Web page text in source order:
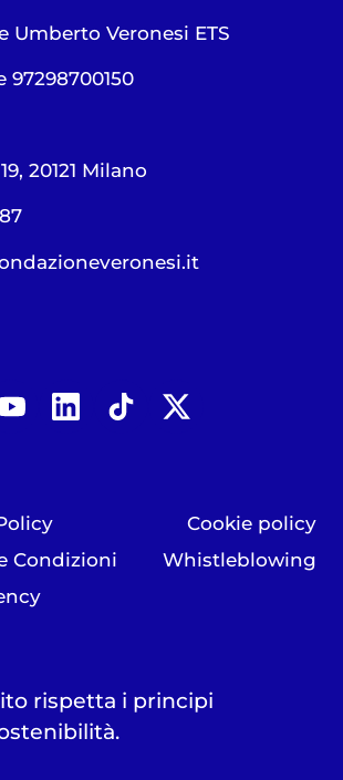
Umberto Veronesi ETS
97298700150
20121 Milano
Cookie policy
Condizioni
Whistleblowing
rispetta i principi